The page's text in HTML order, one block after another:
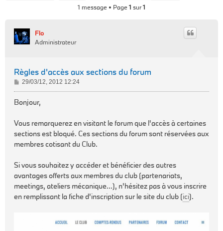
1 message • Page1 sur1
Flo
Administrateur
Règles d'accès aux sections du forum
M
e
g
e
29/03/12, 2012 12:24
Bonjour,
Vous remarquerez en visitant le forum que l'accès à certaines
sections est bloqué. Ces sections du forum sont réservées aux
membres cotisant du Club.
Si vous souhaitez y accéder et bénéficier des autres
avantages offerts aux membres du club (partenariats,
meetings, ateliers mécanique...), n'hésitez pas à vous inscrire
en remplissant la fiche d'inscription sur le site du club (ici).